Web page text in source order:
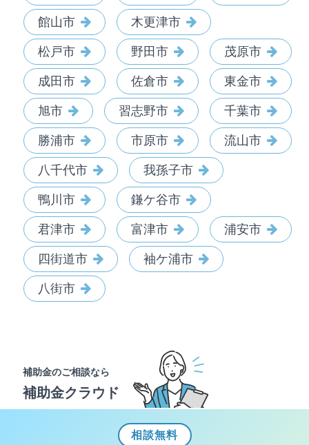
館山市 木更津市
松戸市 野田市 茂原市
成田市 佐倉市 東金市
旭市 習志野市 千葉市
勝浦市 市原市 流山市
八千代市 我孫子市
鴨川市 鎌ケ谷市
君津市 富津市 浦安市
四街道市 袖ケ浦市
八街市
補助金のご相談なら
補助金クラウド
相談無料